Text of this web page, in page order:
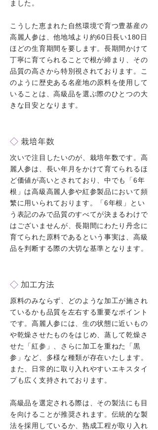
ました。
こうした恵まれた自然環境で育つ豊基産の
高麗人参は、他地域より約60日長い180日
ほどの生育期間を要します。長期間かけて
丁寧に育てられることで根が締まり、その
品質の高さから特別視されております。こ
のように歴史ある名産地の原料を使用して
いることは、高級品を選ぶ際のひとつの大
きな目安となります。
◇ 栽培年数
次いで注目したいのが、栽培年数です。高
麗人参は、長い年月をかけて育てられるほ
ど価値が高いとされており、中でも「6年
根」は高級高麗人参や紅参製品において頻
繁に用いられております。「6年根」とい
う表記のみで品質のすべてが決まるわけで
はございませんが、長期間にわたり丹念に
育てられた原料であるという事実は、高級
品を判断する際の大切な基準となります。
◇ 加工方法
原料のみならず、どのような加工が施され
ているかも品質を左右する重要なポイント
です。高麗人参には、生の状態に近いもの
や乾燥させたものをはじめ、蒸して乾燥さ
せた「紅参」、さらに加工を重ねた「黒
参」など、多様な種類が存在いたします。
また、日常的に取り入れやすいエキスタイ
プも広く支持されております。
高級品を選定される際は、その製法にも目
を向けることが推奨されます。伝統的な製
法を採用しているか、熟成工程が取り入れ